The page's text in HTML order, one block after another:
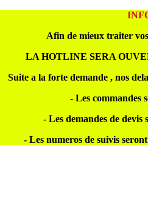
Afin de mieux traiter
LA HOTLINE SERA
Suite a la forte demande , nos
- Les commandes
- Les demandes de devis
- Les numeros de suivis